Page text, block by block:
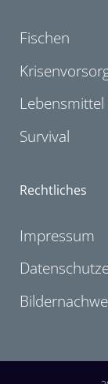
Fischen
Survival
Rechtliches
Impressum